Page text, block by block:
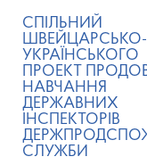
СПІЛЬНИЙ
ШВЕЙЦАРСЬКО-
УКРАЇНСЬКОГО
ПРОЕКТ
НАВЧАННЯ
ДЕРЖАВНИХ
ІНСПЕКТОРІВ
СЛУЖБИ